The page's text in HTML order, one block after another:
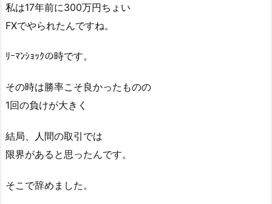
私は17年前に300万円ちょい
FXでやられたんですね。
ﾘｰﾏﾝｼｮｯｸの時です。
その時は勝率こそ良かったものの
1回の負けが大きく
結局、人間の取引では
限界があると思ったんです。
そこで辞めました。